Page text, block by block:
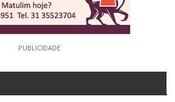
PUBLICIDADE